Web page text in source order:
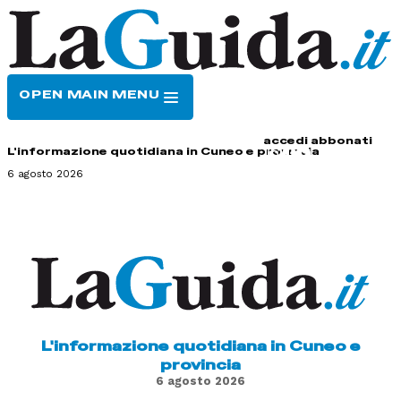
OPEN MAIN MENU
accedi abbonati
L'informazione quotidiana in Cuneo e provincia
6 agosto 2026
L'informazione quotidiana in Cuneo e
provincia
6 agosto 2026